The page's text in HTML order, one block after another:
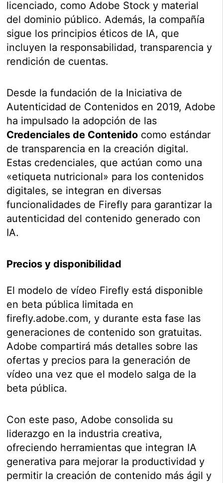
licenciado, como Adobe Stock y material
del dominio público. Además, la compañía
sigue los principios éticos de IA, que
incluyen la responsabilidad, transparencia y
rendición de cuentas.
Desde la fundación de la Iniciativa de
Autenticidad de Contenidos en 2019, Adobe
ha impulsado la adopción de las
Credenciales de Contenido como estándar
de transparencia en la creación digital.
Estas credenciales, que actúan como una
«etiqueta nutricional» para los contenidos
digitales, se integran en diversas
funcionalidades de Firefly para garantizar la
autenticidad del contenido generado con
IA.
Precios y disponibilidad
El modelo de vídeo Firefly está disponible
en beta pública limitada en
firefly.adobe.com, y durante esta fase las
generaciones de contenido son gratuitas.
Adobe compartirá más detalles sobre las
ofertas y precios para la generación de
vídeo una vez que el modelo salga de la
beta pública.
Con este paso, Adobe consolida su
liderazgo en la industria creativa,
ofreciendo herramientas que integran IA
generativa para mejorar la productividad y
permitir la creación de contenido más ágil y